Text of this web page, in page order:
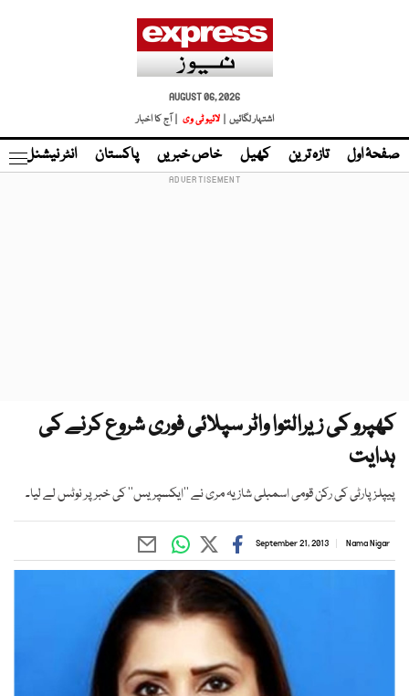
AUGUST 06, 2026
اشتہار لگائیں |
لائیو ٹی وی | آج کا اخبار
صفحۂ اول تازہ ترین کھیل خاص خبریں پاکستان انٹر نیشنل
کھپرو کی زیرالتوا واٹر سپلائی فوری شروع کرنے کی
ہدایت
پیپلز پارٹی کی رکن قومی اسمبلی شازیہ مری نے ’’ایکسپریس‘‘ کی خبر پر نوٹس لے لیا۔
Nama Nigar
September 21, 2013